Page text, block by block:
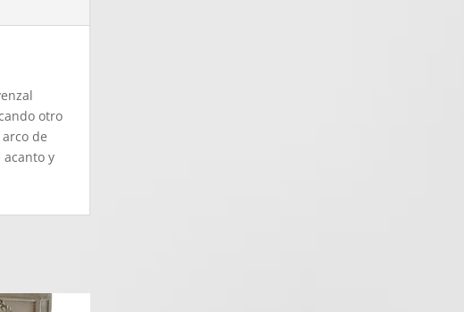
otro
de
acanto y